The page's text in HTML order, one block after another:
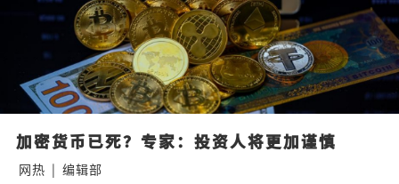
加密货币已死？专家：投资人将更加谨慎
网热 | 编辑部